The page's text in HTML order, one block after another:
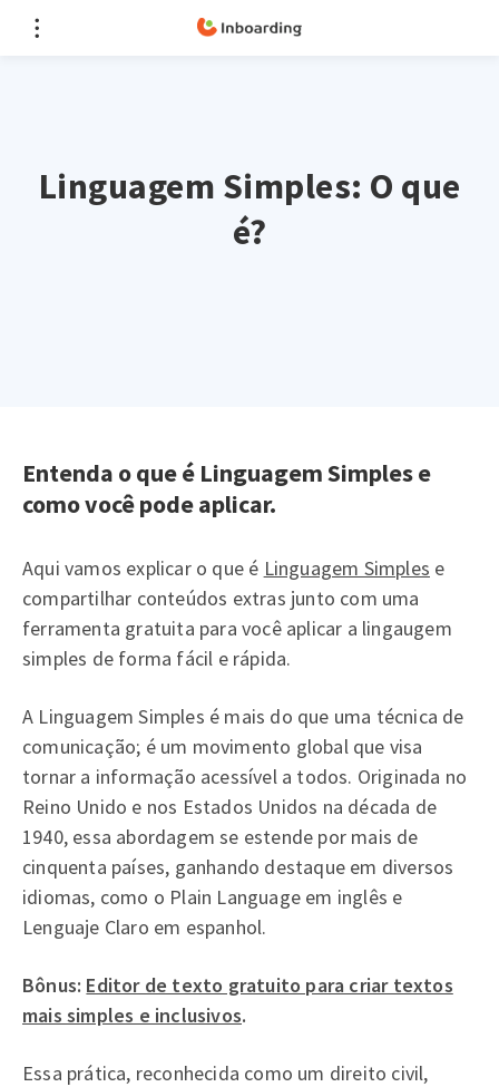
Linguagem Simples: O que
é?
Entenda o que é Linguagem Simples e
como você pode aplicar.
Aqui vamos explicar o que é Linguagem Simples e
compartilhar conteúdos extras junto com uma
ferramenta gratuita para você aplicar a lingaugem
simples de forma fácil e rápida.
A Linguagem Simples é mais do que uma técnica de
comunicação; é um movimento global que visa
tornar a informação acessível a todos. Originada no
Reino Unido e nos Estados Unidos na década de
1940, essa abordagem se estende por mais de
cinquenta países, ganhando destaque em diversos
idiomas, como o Plain Language em inglês e
Lenguaje Claro em espanhol.
Bônus: Editor de texto gratuito para criar textos
mais simples e inclusivos.
Essa prática, reconhecida como um direito civil,